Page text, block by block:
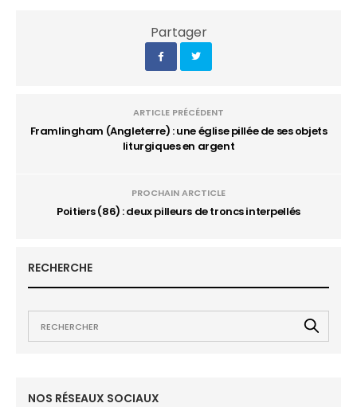
Partager
ARTICLE PRÉCÉDENT
Framlingham (Angleterre) : une église pillée de ses objets
liturgiques en argent
PROCHAIN ARCTICLE
Poitiers (86) : deux pilleurs de troncs interpellés
RECHERCHE
NOS RÉSEAUX SOCIAUX